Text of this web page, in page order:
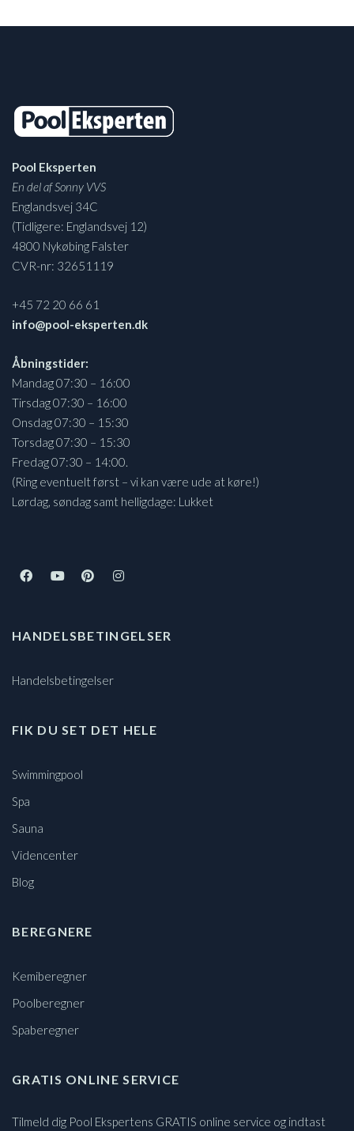
Pool Eksperten
En del af Sonny VVS
Englandsvej 34C
(Tidligere: Englandsvej 12)
4800 Nykøbing Falster
CVR-nr: 32651119
+45 72 20 66 61
info@pool-eksperten.dk
Åbningstider:
Mandag 07:30 – 16:00
Tirsdag 07:30 – 16:00
Onsdag 07:30 – 15:30
Torsdag 07:30 – 15:30
Fredag 07:30 – 14:00.
(Ring eventuelt først – vi kan være ude at køre!)
Lørdag, søndag samt helligdage: Lukket
HANDELSBETINGELSER
Handelsbetingelser
FIK DU SET DET HELE
Swimmingpool
Spa
Sauna
Videncenter
Blog
BEREGNERE
Kemiberegner
Poolberegner
Spaberegner
GRATIS ONLINE SERVICE
Tilmeld dig Pool Ekspertens GRATIS online service og indtast